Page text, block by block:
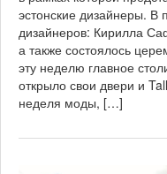
эстонские дизайнеры.
дизайнеров: Кирилла
а также состоялось
эту неделю главное
открыло свои двери и
неделя моды, […]